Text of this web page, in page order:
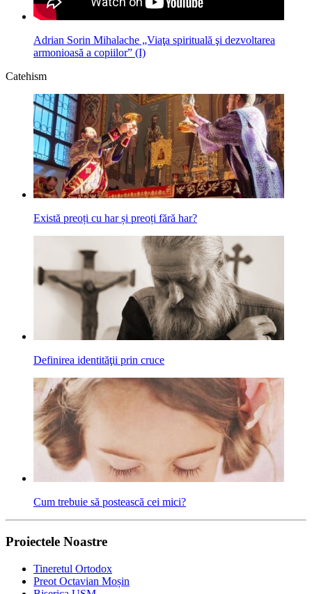
Adrian Sorin Mihalache „Viaţa spirituală şi dezvoltarea
armonioasă a copiilor” (I)
Catehism
Există preoți cu har și preoți fără har?
Definirea identităţii prin cruce
Cum trebuie să postească cei mici?
Proiectele Noastre
Tineretul Ortodox
Preot Octavian Moșin